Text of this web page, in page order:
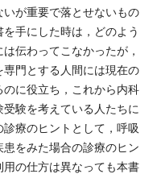
が重要で落とせないもの
手にした時は，どのよう
伝わってこなかったが，
門とする人間には現在の
に役立ち，これから内科
験を考えている人たちに
療のヒントとして，呼吸
をみた場合の診療のヒン
用の仕方は異なっても本書